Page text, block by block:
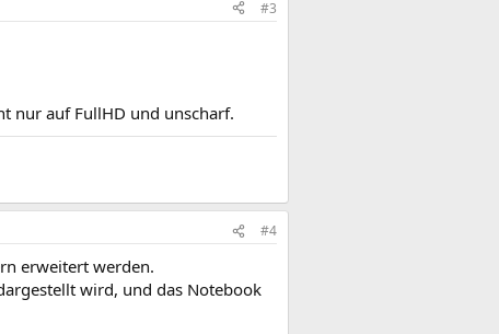
#3
nur auf FullHD und unscharf.
#4
erweitert werden.
wird, und das Notebook